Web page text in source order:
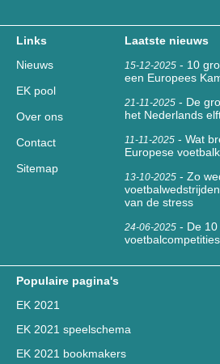
Links
Nieuws
EK pool
Over ons
Contact
Sitemap
Laatste nieuws
15-12-2025 - 10
een Europees
21-11-2025 - De
het Nederlands
11-11-2025 -Wat
Europese
13-10-2025 -Zo
van de stress
24-06-2025 - De
Populaire pagina's
EK 2021
EK 2021 speelschema
EK 2021 bookmakers